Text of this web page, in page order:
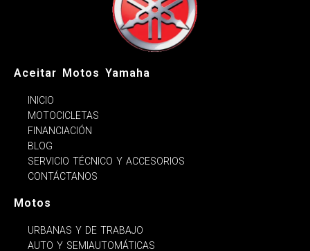
Aceitar Motos Yamaha
INICIO
MOTOCICLETAS
FINANCIACIÓN
BLOG
SERVICIO TÉCNICO Y ACCESORIOS
CONTÁCTANOS
Motos
URBANAS Y DE TRABAJO
AUTO Y SEMIAUTOMÁTICAS